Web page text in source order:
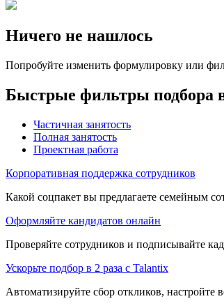
Ничего не нашлось
Попробуйте изменить формулировку или
Быстрые фильтры подбора
Частичная занятость
Полная занятость
Проектная работа
Корпоративная поддержка сотрудников
Какой соцпакет вы предлагаете семейным
Оформляйте кандидатов онлайн
Проверяйте сотрудников и подписывайте
Ускорьте подбор в 2 раза с Talantix
Автоматизируйте сбор откликов, настройте